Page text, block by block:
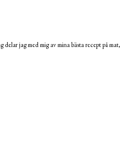
jag med mig av mina bästa recept på